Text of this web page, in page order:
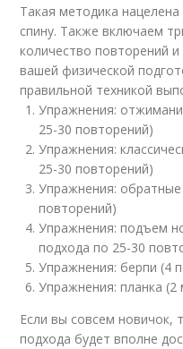
Такая методика
спину. Также включаем
количество повторений
вашей физической
правильной техникой
Упражнения:
25-30 повторений)
Упражнения:
25-30 повторений)
Упражнения:
повторений)
Упражнения: подъем
подхода по 25-30
Упражнения: берпи (4
Упражнения: планка (2
Если вы совсем новичок,
подхода будет вполне